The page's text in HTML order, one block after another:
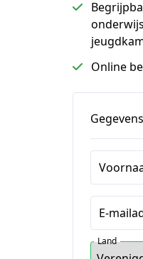
Online
Gegevens
E-
Land